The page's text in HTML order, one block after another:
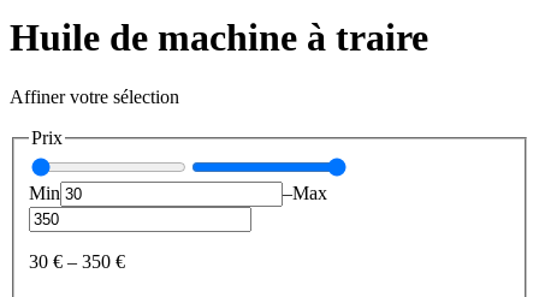
Huile de machine à traire
Affiner votre sélection
Prix
Min –Max
30 € – 350 €